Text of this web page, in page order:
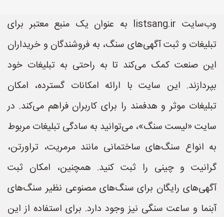
وب‌سایت listsang.ir به عنوان یک منبع معتبر برای
تبلیغات و ثبت آگهی‌های سنگ، به فروشندگان و خریداران
این صنعت کمک می‌کند تا به راحتی به تبلیغات خود
بپردازند. این سایت با ارائه امکانات گسترده، امکان
تبلیغات موثر و هدفمند را برای کاربران فراهم می‌کند. در
سایت «لیست سنگ»، می‌توانید به سادگی تبلیغات مربوط
به انواع سنگ‌های ساختمانی مانند مرمریت، تراورتن،
گرانیت و چینی را ثبت کنید. همچنین، امکان ثبت
آگهی‌های رایگان برای سنگ‌های مصنوعی نظیر سنگ‌های
آبنما و ساعت سنگی نیز وجود دارد. برای استفاده از این